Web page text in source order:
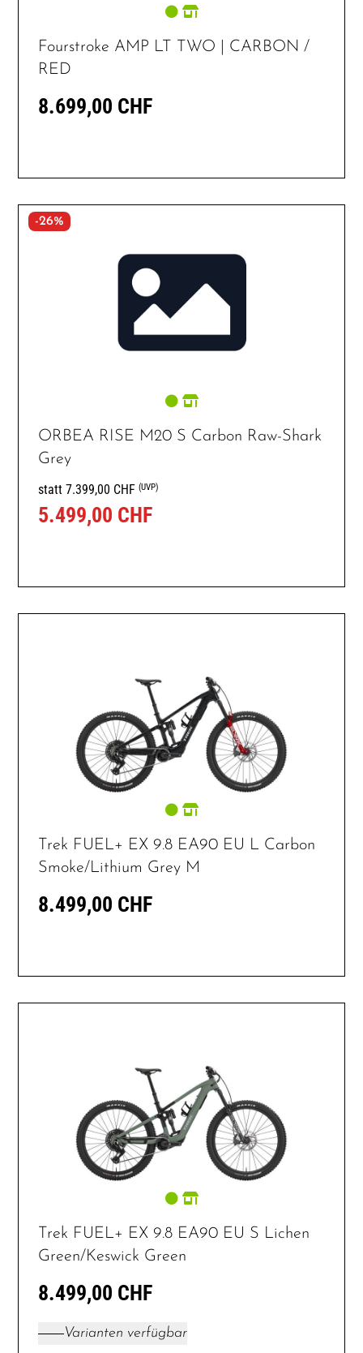
Fourstroke AMP LT TWO | CARBON /
RED
8.699,00 CHF
-26%
ORBEA RISE M20 S Carbon Raw-Shark
Grey
statt 7.399,00 CHF(UVP)
5.499,00 CHF
Trek FUEL+ EX 9.8 EA90 EU L Carbon
Smoke/Lithium Grey M
8.499,00 CHF
Trek FUEL+ EX 9.8 EA90 EU S Lichen
Green/Keswick Green
8.499,00 CHF
Varianten verfügbar